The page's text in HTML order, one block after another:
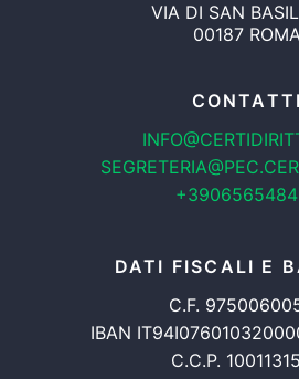
VIA DI SAN
00187
CONTATTI
DATI FISCALI E
C.F.
IBAN
C.C.P.